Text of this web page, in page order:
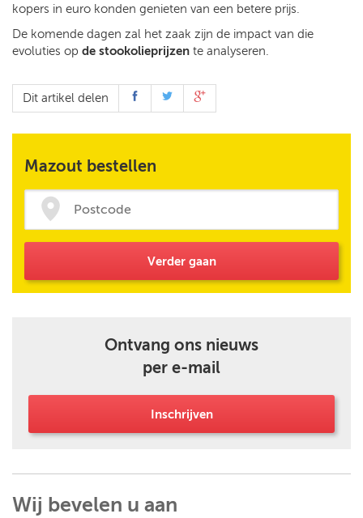
kopers in euro konden genieten van een betere prijs.
De komende dagen zal het zaak zijn de impact van die
evoluties op de stookolieprijzen te analyseren.
Dit artikel delen
Mazout bestellen
Verder gaan
Ontvang ons nieuws
per e-mail
Inschrijven
Wij bevelen u aan